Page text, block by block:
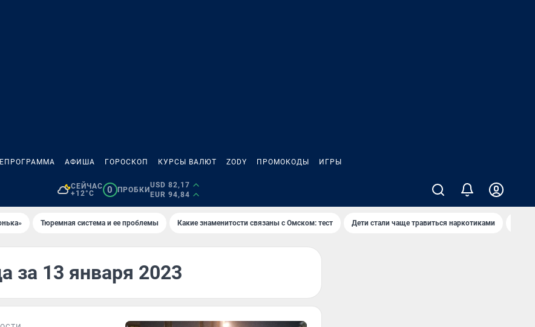
АФИША ГОРОСКОП КУРСЫ ВАЛЮТ ZODY ПРОМОКОДЫ ИГРЫ
СЕЙЧАС
+12°C
0 ПРОБКИ
USD 82,17
EUR 94,84
Тюремная система и ее проблемы Какие знаменитости связаны с Омском: тест Дети стали чаще травиться наркотиками
за 13 января 2023